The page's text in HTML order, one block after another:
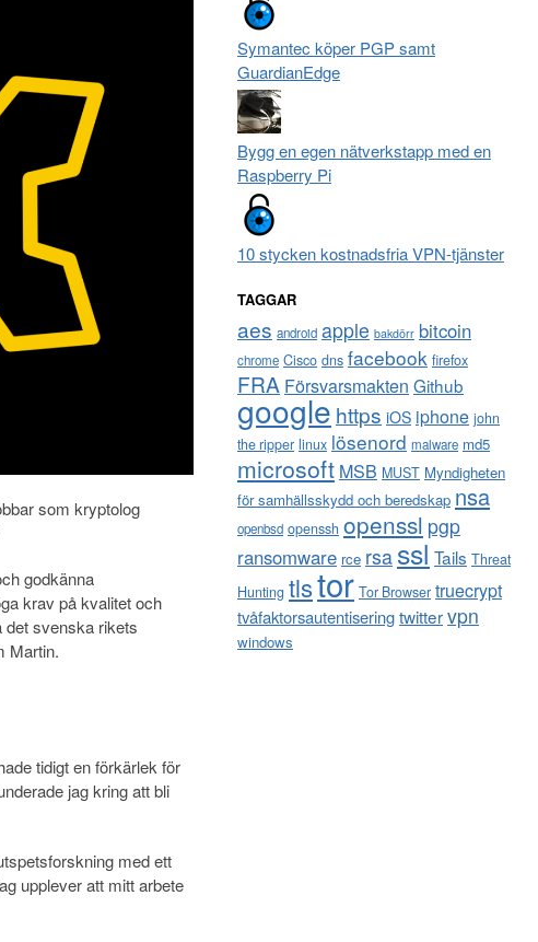
som kryptolog
godkänna
krav på kvalitet och
svenska rikets
Martin.
tidigt en förkärlek för
jag kring att bli
med ett
upplever att mitt arbete
Symantec köper PGP samt
GuardianEdge
Bygg en egen nätverkstapp med en
Raspberry Pi
10 stycken kostnadsfria VPN-tjänster
TAGGAR
aes android apple bakdörr bitcoin
chrome Cisco dns facebook firefox
FRA Försvarsmakten Github
google https iOS iphone john
the ripper linux lösenord malware md5
microsoft MSB MUST Myndigheten
för samhällsskydd och beredskap nsa
openbsd openssh openssl pgp
ransomware rce rsa ssl Tails Threat
Hunting tlstor Tor Browser truecrypt
tvåfaktorsautentiseringtwittervpn
windows